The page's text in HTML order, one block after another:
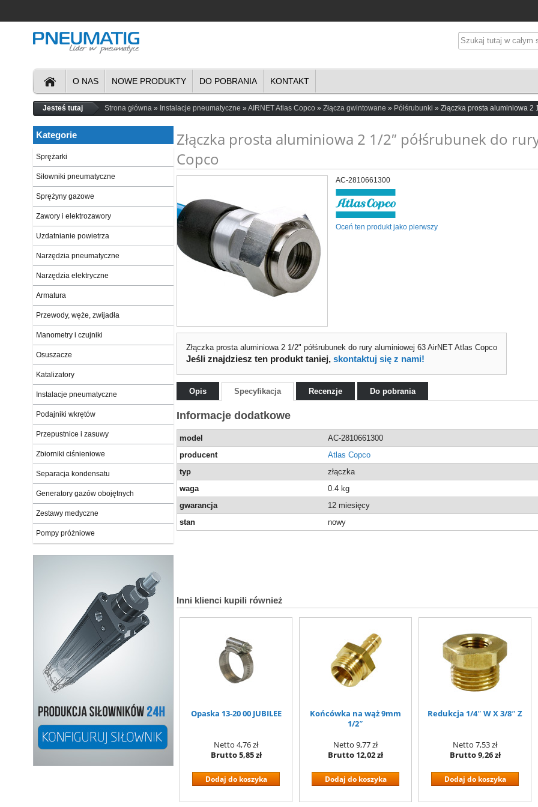
O NAS NOWE PRODUKTY DO POBRANIA KONTAKT
Jesteś tutaj Strona główna Instalacje pneumatyczne AIRNET Atlas Copco Złącza gwintowane Półśrubunki Złączka prosta aluminiowa 2
Złączka prosta aluminiowa 2 1/2″ półśrubunek do
Copco
AC-2810661300
Oceń ten produkt jako pierwszy
Złączka prosta aluminiowa 2 1/2" półśrubunek do rury aluminiowej 63 AirNET Atlas Copco
Jeśli znajdziesz ten produkt taniej,skontaktuj się z nami!
Opis Specyfikacja Recenzje Do pobrania
Informacje dodatkowe
model
AC-2810661300
producent
Atlas Copco
typ
złączka
waga
0.4 kg
gwarancja
12 miesięcy
stan
nowy
Inni klienci kupili również
Opaska 13-20 00 JUBILEE
Netto 4,76 zł
Brutto5,85 zł
Dodaj do koszyka
Końcówka na wąż 9mm
1/2″
Netto 9,77 zł
Brutto 12,02 zł
Dodaj do koszyka
Redukcja 1/4″ W X 3/8″ Z
Netto 7,53 zł
Brutto9,26 zł
Dodaj do koszyka
Kategorie
Sprężarki
Siłowniki pneumatyczne
Sprężyny gazowe
Zawory i elektrozawory
Uzdatnianie powietrza
Narzędzia pneumatyczne
Narzędzia elektryczne
Armatura
Przewody, węże, zwijadła
Manometry i czujniki
Osuszacze
Katalizatory
Instalacje pneumatyczne
Podajniki wkrętów
Przepustnice i zasuwy
Zbiorniki ciśnieniowe
Separacja kondensatu
Generatory gazów obojętnych
Zestawy medyczne
Pompy próżniowe